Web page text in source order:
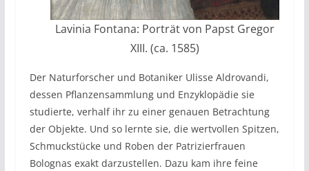
Lavinia Fontana: Porträt von Papst Gregor
XIII. (ca. 1585)
Der Naturforscher und Botaniker Ulisse Aldrovandi,
dessen Pflanzensammlung und Enzyklopädie sie
studierte, verhalf ihr zu einer genauen Betrachtung
der Objekte. Und so lernte sie, die wertvollen Spitzen,
Schmuckstücke und Roben der Patrizierfrauen
Bolognas exakt darzustellen. Dazu kam ihre feine